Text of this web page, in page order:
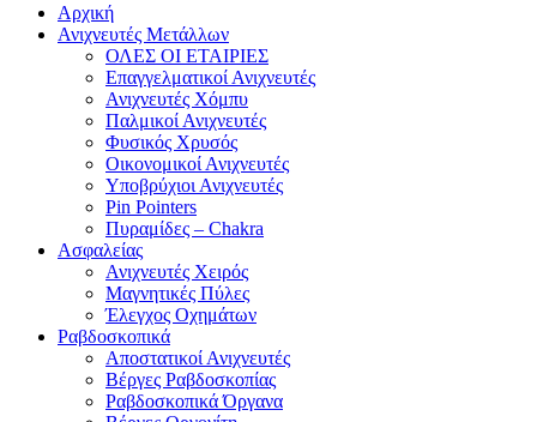
Αρχική
Ανιχνευτές Μετάλλων
ΟΛΕΣ ΟΙ ΕΤΑΙΡΙΕΣ
Επαγγελματικοί Ανιχνευτές
Ανιχνευτές Χόμπυ
Παλμικοί Ανιχνευτές
Φυσικός Χρυσός
Οικονομικοί Ανιχνευτές
Υποβρύχιοι Ανιχνευτές
Pin Pointers
Πυραμίδες – Chakra
Ασφαλείας
Ανιχνευτές Χειρός
Μαγνητικές Πύλες
Έλεγχος Οχημάτων
Ραβδοσκοπικά
Αποστατικοί Ανιχνευτές
Βέργες Ραβδοσκοπίας
Ραβδοσκοπικά Όργανα